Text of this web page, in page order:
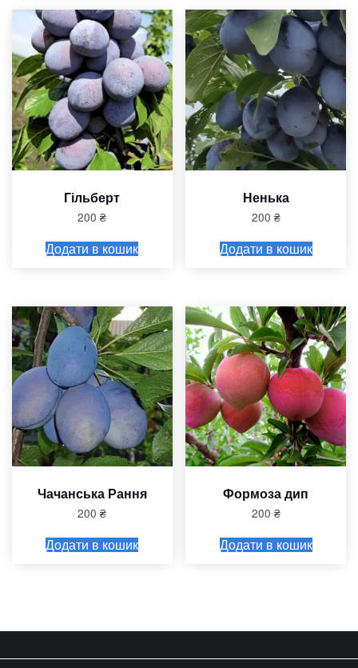
Гільберт
200₴
Додати в кошик
Ненька
200 ₴
Додати в кошик
Чачанська Рання
200₴
Додати в кошик
Формоза дип
200 ₴
Додати в кошик